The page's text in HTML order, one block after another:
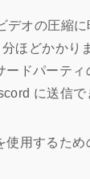
デオの圧縮
ほどかかり
ードパーティ
に送信で
使用するた